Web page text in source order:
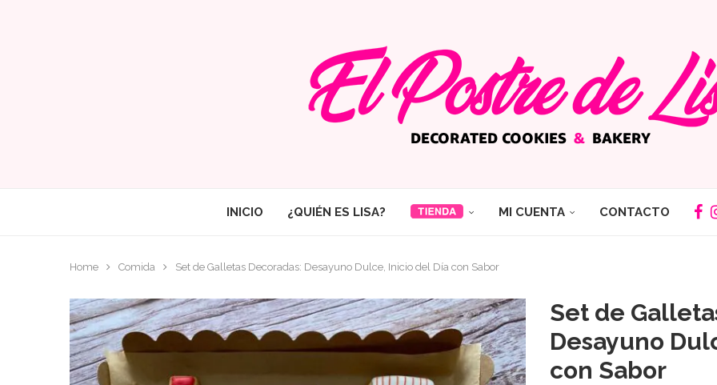
INICIO ¿QUIÉN ES LISA? MI CUENTA CONTACTO
Home Comida Set de Galletas Decoradas: Desayuno Dulce, Inicio del Día con Sabor
Set de
Desayuno
con Sabor